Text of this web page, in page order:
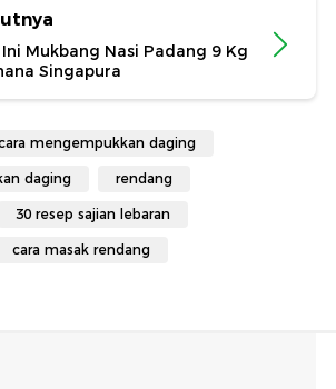
Mukbang Nasi Padang 9 Kg
Singapura
mengempukkan daging
daging rendang
30 resep sajian lebaran
cara masak rendang